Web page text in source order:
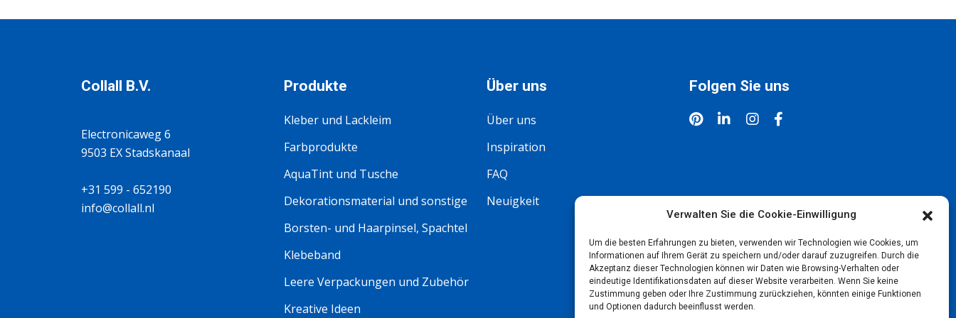
Verwalten Sie die Cookie-Einwilligung
Um die besten Erfahrungen zu bieten, verwenden wir Technologien wie Cookies, um
Informationen auf Ihrem Gerät zu speichern und/oder darauf zuzugreifen. Durch die
Akzeptanz dieser Technologien können wir Daten wie Browsing-Verhalten oder
eindeutige Identifikationsdaten auf dieser Website verarbeiten. Wenn Sie keine
Zustimmung geben oder Ihre Zustimmung zurückziehen, könnten einige Funktionen
und Optionen dadurch beeinflusst werden.
Collall B.V.
Electronicaweg 6
9503 EX Stadskanaal
+31 599 - 652190
info@collall.nl
Produkte
Kleber und Lackleim
Farbprodukte
AquaTint und Tusche
Dekorationsmaterial und sonstige
Borsten- und Haarpinsel, Spachtel
Klebeband
Leere Verpackungen und Zubehör
Kreative Ideen
Über uns
Über uns
Inspiration
FAQ
Neuigkeit
Folgen Sie uns